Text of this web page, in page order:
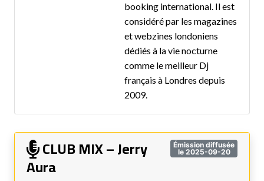
booking international. Il est
considéré par les magazines
et webzines londoniens
dédiés à la vie nocturne
comme le meilleur Dj
français à Londres depuis
2009.
Émission diffusée
le 2025-09-20
CLUB MIX – Jerry
Aura